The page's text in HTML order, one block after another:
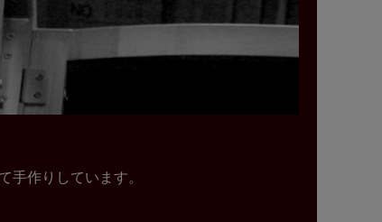
手作りしています。